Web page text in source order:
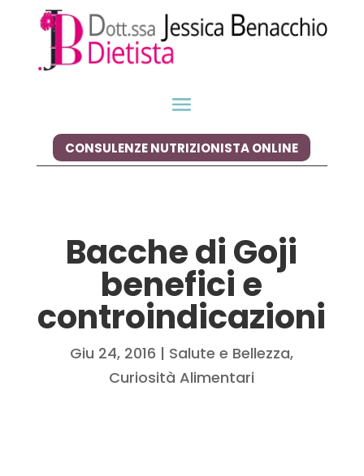
CONSULENZE NUTRIZIONISTA ONLINE
Bacche di Goji
benefici e
controindicazioni
Giu 24, 2016 | Salute e Bellezza,
Curiosità Alimentari